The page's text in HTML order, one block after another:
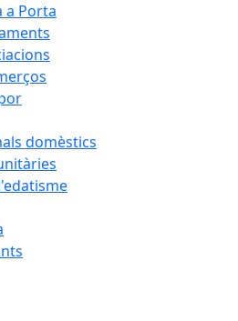
a Porta
domèstics